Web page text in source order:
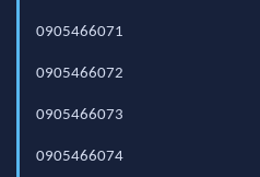
0905466071
0905466072
0905466073
0905466074